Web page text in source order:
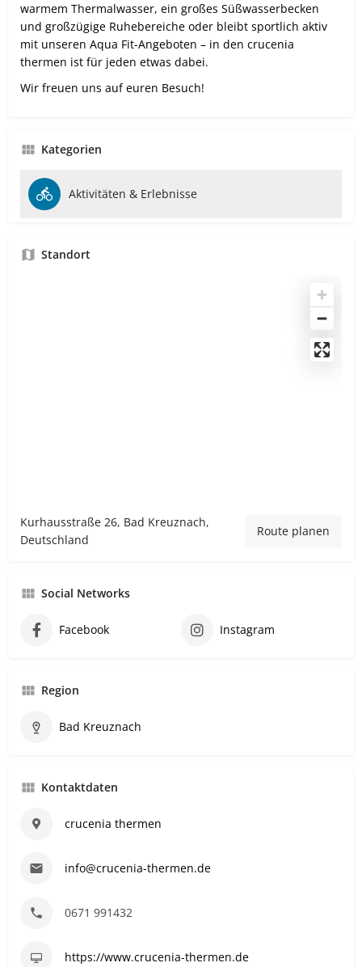
warmem Thermalwasser, ein großes Süßwasserbecken
und großzügige Ruhebereiche oder bleibt sportlich aktiv
mit unseren Aqua Fit-Angeboten – in den crucenia
thermen ist für jeden etwas dabei.
Wir freuen uns auf euren Besuch!
Kategorien
Aktivitäten & Erlebnisse
Standort
Kurhausstraße 26, Bad Kreuznach,
Deutschland
Route planen
Social Networks
Facebook Instagram
Region
Bad Kreuznach
Kontaktdaten
crucenia thermen
info@crucenia-thermen.de
0671 991432
https://www.crucenia-thermen.de